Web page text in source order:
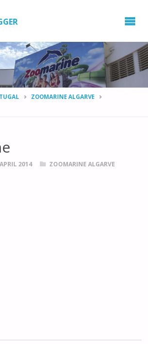
ZOOMARINE ALGARVE
2014 ZOOMARINE ALGARVE